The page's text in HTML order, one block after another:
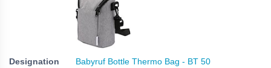
Babyruf Bottle Thermo Bag - BT 50